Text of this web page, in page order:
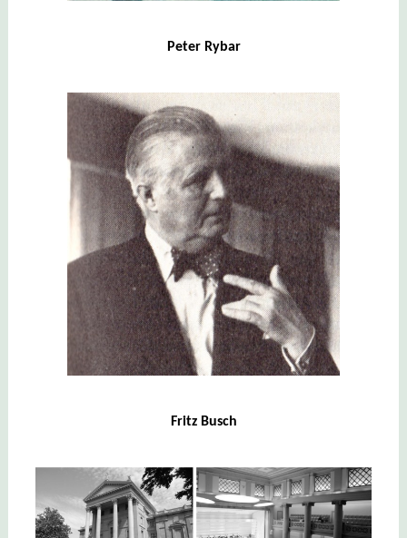
Peter Rybar
Fritz Busch